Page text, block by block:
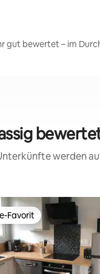
gut bewertet – im
werden
Gäste-Favorit.
Favorit